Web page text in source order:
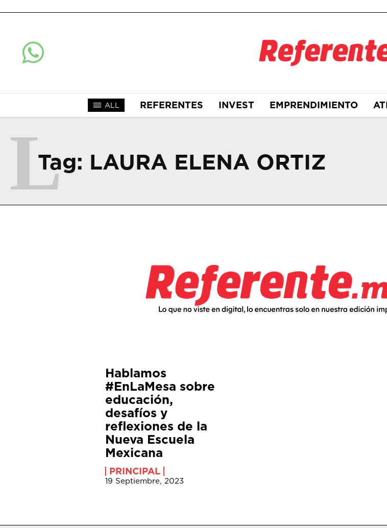
ALL REFERENTES INVEST EMPRENDIMIENTO
Tag: LAURA ELENA ORTIZ
L
Hablamos
#EnLaMesa sobre
educación,
desafíos y
reflexiones de la
Nueva Escuela
Mexicana
PRINCIPAL
19 Septiembre, 2023